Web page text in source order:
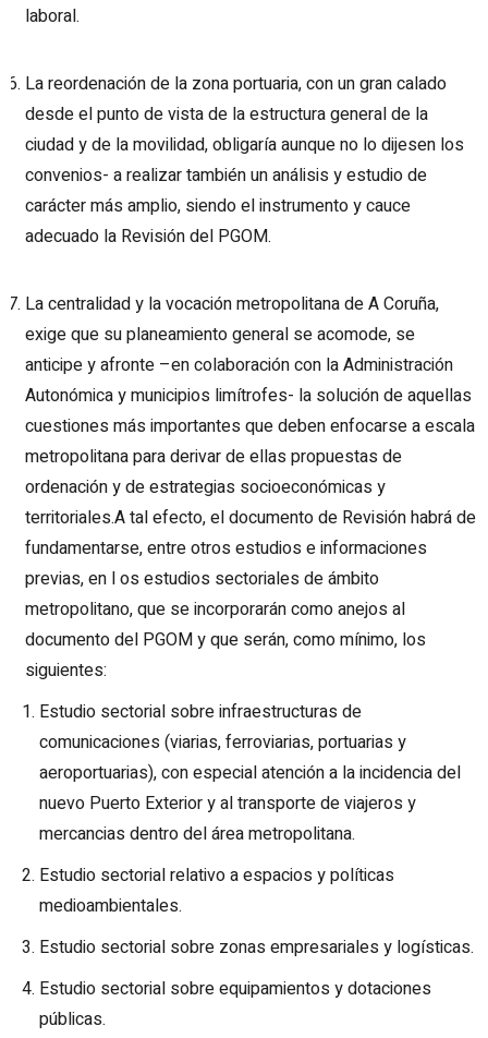
laboral.
La reordenación de la zona portuaria, con un gran calado
desde el punto de vista de la estructura general de la
ciudad y de la movilidad, obligaría aunque no lo dijesen los
convenios- a realizar también un análisis y estudio de
carácter más amplio, siendo el instrumento y cauce
adecuado la Revisión del PGOM.
La centralidad y la vocación metropolitana de A Coruña,
exige que su planeamiento general se acomode, se
anticipe y afronte –en colaboración con la Administración
Autonómica y municipios limítrofes- la solución de aquellas
cuestiones más importantes que deben enfocarse a escala
metropolitana para derivar de ellas propuestas de
ordenación y de estrategias socioeconómicas y
territoriales.A tal efecto, el documento de Revisión habrá de
fundamentarse, entre otros estudios e informaciones
previas, en l os estudios sectoriales de ámbito
metropolitano, que se incorporarán como anejos al
documento del PGOM y que serán, como mínimo, los
siguientes:
Estudio sectorial sobre infraestructuras de
comunicaciones (viarias, ferroviarias, portuarias y
aeroportuarias), con especial atención a la incidencia del
nuevo Puerto Exterior y al transporte de viajeros y
mercancias dentro del área metropolitana.
Estudio sectorial relativo a espacios y políticas
medioambientales.
Estudio sectorial sobre zonas empresariales y logísticas.
Estudio sectorial sobre equipamientos y dotaciones
públicas.